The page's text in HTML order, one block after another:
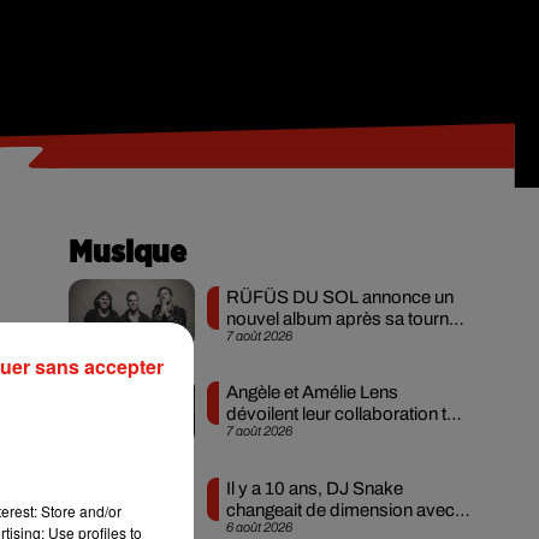
Musique
7 août 2026
RÜFÜS DU SOL annonce un
nouvel album après sa tournée
mondiale
7 août 2026
Angèle et Amélie Lens
dévoilent leur collaboration tant
attendue
6 août 2026
Il y a 10 ans, DJ Snake
changeait de dimension avec
son premier...
Store and/or
Use profiles to
sans accepter